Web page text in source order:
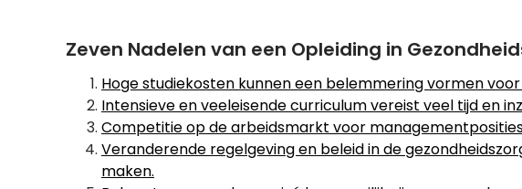
Zeven Nadelen van een Opleiding in
Hoge studiekosten kunnen een belemmering vormen
Intensieve en veeleisende curriculum vereist veel tijd en
Competitie op de arbeidsmarkt voor
Veranderende regelgeving en beleid in de
maken.